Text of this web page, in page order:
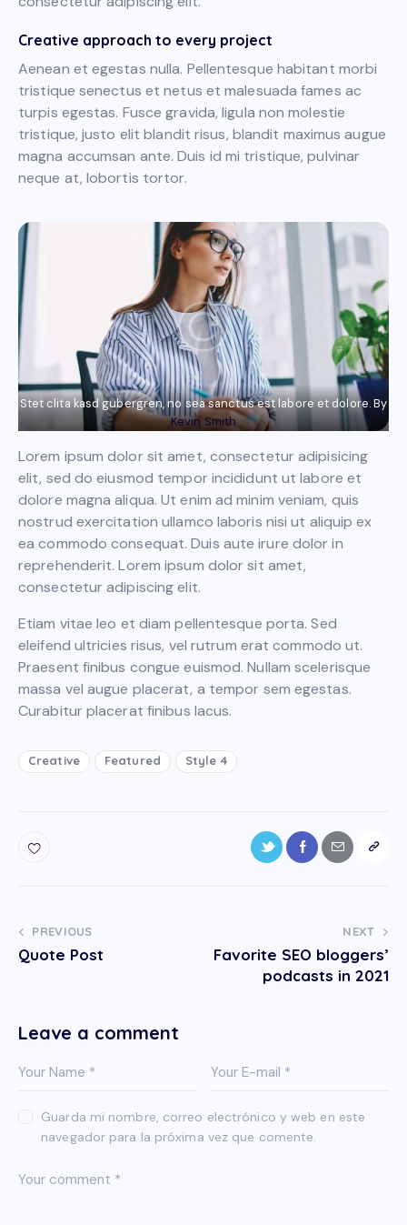
Creative approach to every project
Aenean et egestas nulla. Pellentesque habitant morbi
tristique senectus et netus et malesuada fames ac
turpis egestas. Fusce gravida, ligula non molestie
tristique, justo elit blandit risus, blandit maximus augue
magna accumsan ante. Duis id mi tristique, pulvinar
neque at, lobortis tortor.
Stet clita kasd gubergren, no sea sanctus est labore et dolore. By
Kevin Smith
Lorem ipsum dolor sit amet, consectetur adipisicing
elit, sed do eiusmod tempor incididunt ut labore et
dolore magna aliqua. Ut enim ad minim veniam, quis
nostrud exercitation ullamco laboris nisi ut aliquip ex
ea commodo consequat. Duis aute irure dolor in
reprehenderit. Lorem ipsum dolor sit amet,
consectetur adipiscing elit.
Etiam vitae leo et diam pellentesque porta. Sed
eleifend ultricies risus, vel rutrum erat commodo ut.
Praesent finibus congue euismod. Nullam scelerisque
massa vel augue placerat, a tempor sem egestas.
Curabitur placerat finibus lacus.
Creative Featured Style 4
Navegación
de
PREVIOUS
Quote Post
NEXT
Favorite SEO bloggers’
podcasts in 2021
Leave a comment
Guarda mi nombre, correo electrónico y web en este
navegador para la próxima vez que comente.